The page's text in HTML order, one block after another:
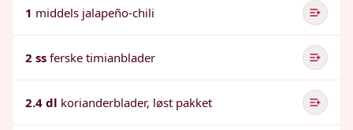
1 middels jalapeño-chili
2 ss ferske timianblader
2.4 dl korianderblader, løst pakket